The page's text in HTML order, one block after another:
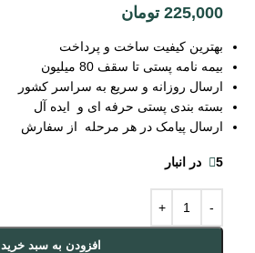
225,000 تومان
بهترین کیفیت ساخت و پرداخت
بیمه نامه پستی تا سقف 80 میلیون
ارسال روزانه و سریع به سراسر کشور
بسته بندی پستی حرفه ای و ایده آل
ارسال پیامک در هر مرحله از سفارش
5 در انبار
افزودن به سبد خرید